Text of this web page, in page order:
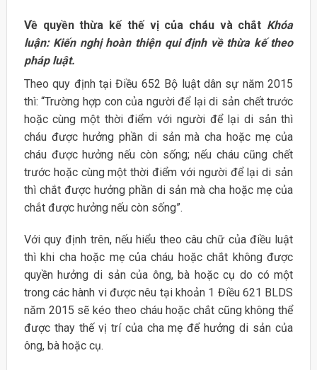
Về quyền thừa kế thế vị của cháu và chắt Khóa
luận: Kiến nghị hoàn thiện qui định về thừa kế theo
pháp luật.
Theo quy định tại Điều 652 Bộ luật dân sự năm 2015
thì: “Trường hợp con của người để lại di sản chết trước
hoặc cùng một thời điểm với người để lại di sản thì
cháu được hưởng phần di sản mà cha hoặc mẹ của
cháu được hưởng nếu còn sống; nếu cháu cũng chết
trước hoặc cùng một thời điểm với người để lại di sản
thì chắt được hưởng phần di sản mà cha hoặc mẹ của
chắt được hưởng nếu còn sống”.
Với quy định trên, nếu hiểu theo câu chữ của điều luật
thì khi cha hoặc mẹ của cháu hoặc chắt không được
quyền hưởng di sản của ông, bà hoặc cụ do có một
trong các hành vi được nêu tại khoản 1 Điều 621 BLDS
năm 2015 sẽ kéo theo cháu hoặc chắt cũng không thể
được thay thế vị trí của cha mẹ để hưởng di sản của
ông, bà hoặc cụ.